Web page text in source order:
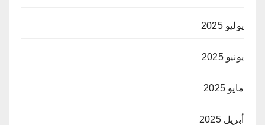
يوليو 2025
يونيو 2025
مايو 2025
أبريل 2025